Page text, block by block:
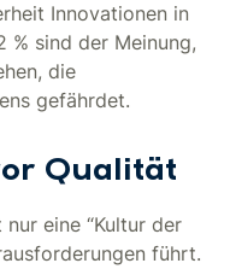
Innovationen in
% sind der Meinung,
die
gefährdet.
Qualität
eine “Kultur der
führt.